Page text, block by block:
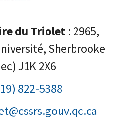
du Triolet : 2965,
Sherbrooke
J1K 2X6
822-5388